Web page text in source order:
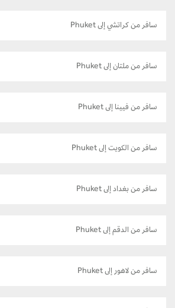
سافر من كراتشي إلى Phuket
سافر من ملتان إلى Phuket
سافر من فيينا إلى Phuket
سافر من الكويت إلى Phuket
سافر من بغداد إلى Phuket
سافر من الدقم إلى Phuket
سافر من لاهور إلى Phuket